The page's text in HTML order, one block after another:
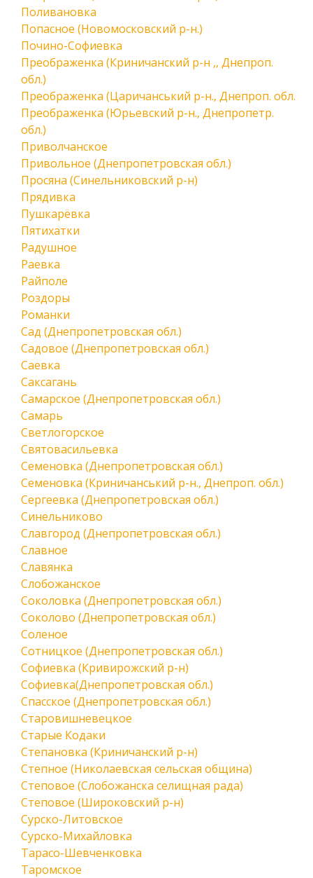
Поливановка
Попасное (Новомосковский р-н.)
Почино-Софиевка
Преображенка (Криничанский р-н ,, Днепроп.
обл.)
Преображенка (Царичанський р-н., Днепроп. обл.
Преображенка (Юрьевский р-н., Днепропетр.
обл.)
Приволчанское
Привольное (Днепропетровская обл.)
Просяна (Синельниковский р-н)
Прядивка
Пушкарёвка
Пятихатки
Радушное
Раевка
Райполе
Роздоры
Романки
Сад (Днепропетровская обл.)
Садовое (Днепропетровская обл.)
Саевка
Саксагань
Самарское (Днепропетровская обл.)
Самарь
Светлогорское
Святовасильевка
Семеновка (Днепропетровская обл.)
Семеновка (Криничанський р-н., Днепроп. обл.)
Сергеевка (Днепропетровская обл.)
Синельниково
Славгород (Днепропетровская обл.)
Славное
Славянка
Слобожанское
Соколовка (Днепропетровская обл.)
Соколово (Днепропетровская обл.)
Соленое
Сотницкое (Днепропетровская обл.)
Софиевка (Кривирожский р-н)
Софиевка(Днепропетровская обл.)
Спасское (Днепропетровская обл.)
Старовишневецкое
Старые Кодаки
Степановка (Криничанский р-н)
Степное (Николаевская сельская община)
Степовое (Слобожанска селищная рада)
Степовое (Широковский р-н)
Сурско-Литовское
Сурско-Михайловка
Тарасо-Шевченковка
Таромское